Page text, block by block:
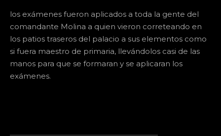
los exámenes fueron aplicados a toda la gente del
comandante Molina a quien vieron correteando en
los patios traseros del palacio a sus elementos como
si fuera maestro de primaria, llevándolos casi de las
manos para que se formaran y se aplicaran los
exámenes.